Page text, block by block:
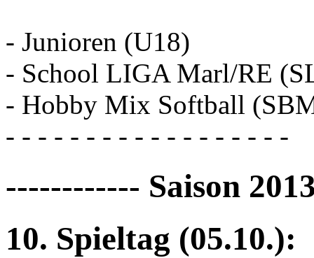
- Junioren (U18)
- School LIGA Marl/RE
- Hobby Mix Softball
- - - - - - - - - - - - - - - - - -
------------ Saison
10. Spieltag (05.10.):